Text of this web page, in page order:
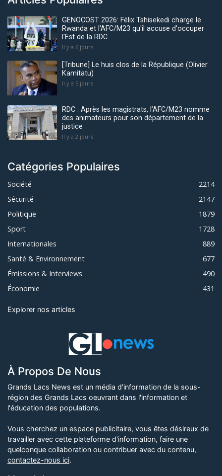
GENOCOST 2026: Félix Tshisekedi charge le
Rwanda et l'AFC/M23 qu'il accuse d'occuper
l'Est de la RDC
Il y a 6 jours
[Tribune] Le huis clos de la République (Olivier
Kamitatu)
Il y a 5 jours
RDC : Après les magistrats, l’AFC/M23 nomme
des animateurs pour son département de la
justice
Il y a 2 jours
Catégories Populaires
Société
2214
Sécurité
2147
Politique
1879
Sport
1728
Internationales
889
Santé & Environnement
677
Émissions & Interviews
490
Économie
431
Explorer nos articles
À Propos De Nous
Grands Lacs News est un média d'information de la sous-
région des Grands Lacs oeuvrant dans l'information et
l'éducation des populations.
Vous cherchez un espace publicitaire, vous êtes désireux de
travailler avec cette plateforme d'information, faire une
quelconque collaboration ou contribuer avec du contenu,
contactez-nous ici.